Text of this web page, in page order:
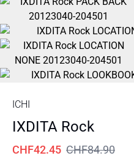
ICHI
IXDITA Rock
CHF42.45 CHF84.90